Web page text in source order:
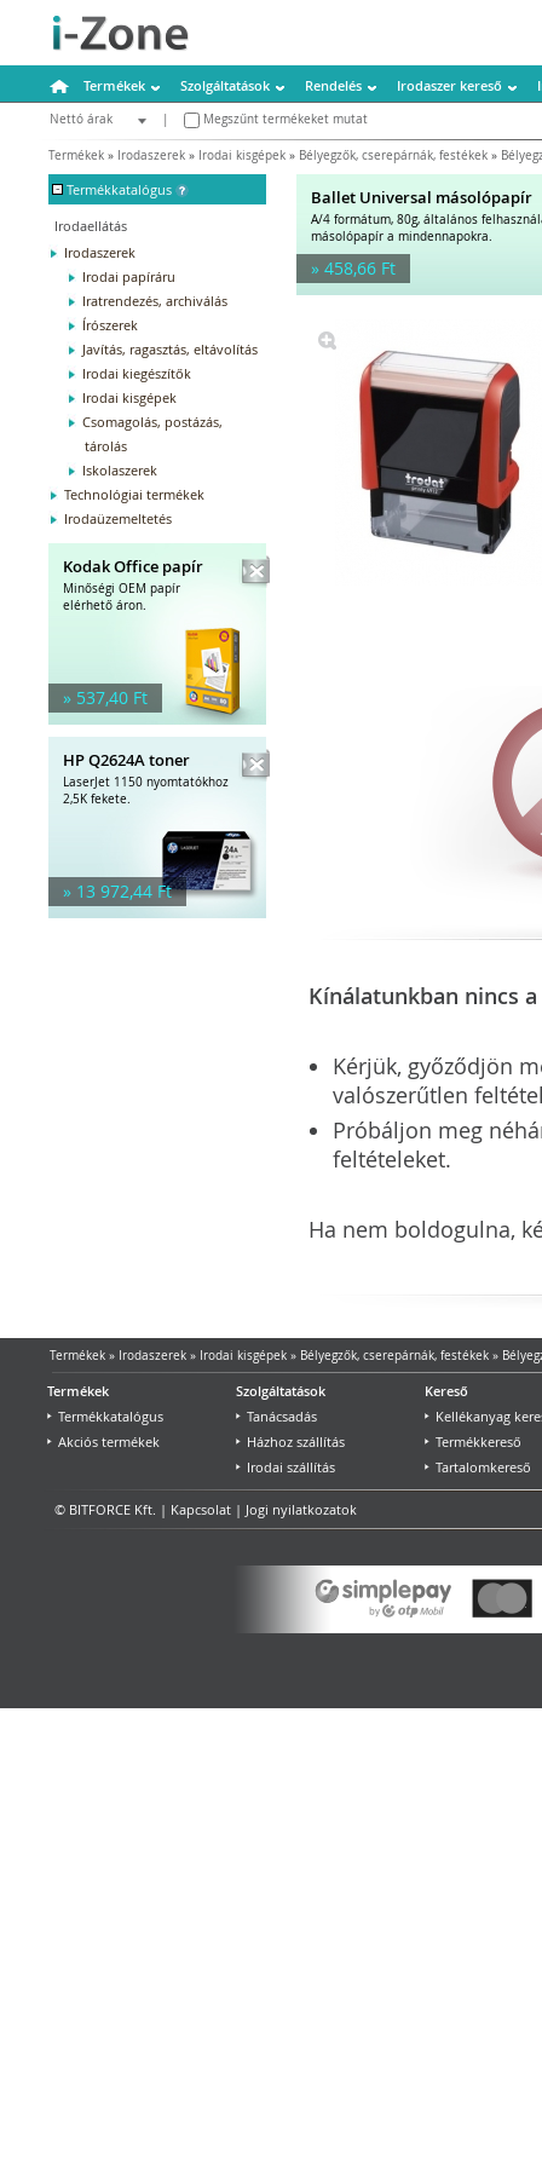
Termékek Szolgáltatások Rendelés Irodaszer kereső
Nettó árak
Megszűnt termékeket mutat
Termékek » Irodaszerek » Irodai kisgépek » Bélyegzők, cserepárnák, festékek »
- Termékkatalógus
Irodaellátás
Irodaszerek
Irodai papíráru
Iratrendezés, archiválás
Írószerek
Javítás, ragasztás, eltávolítás
Irodai kiegészítők
Irodai kisgépek
Csomagolás, postázás,
tárolás
Iskolaszerek
Technológiai termékek
Irodaüzemeltetés
Kodak Office papír
Minőségi OEM papír
elérhető áron.
» 537,40 Ft
HP Q2624A toner
LaserJet 1150 nyomtatókhoz
2,5K fekete.
» 13 972,44 Ft
Ballet Universal másolópapír
A/4 formátum, 80g, általános
másolópapír a mindennapokra.
» 458,66 Ft
Kínálatunkban nincs
Kérjük, győződjön
valószerűtlen
Próbáljon meg
feltételeket.
Ha nem boldogulna,
Termékek» Irodaszerek» Irodai kisgépek» Bélyegzők, cserepárnák, festékek»
Termékek
Termékkatalógus
Akciós termékek
Szolgáltatások
Tanácsadás
Házhoz szállítás
Irodai szállítás
Kereső
Kellékanyag
Termékkereső
Tartalomkereső
© BITFORCE Kft. | Kapcsolat | Jogi nyilatkozatok